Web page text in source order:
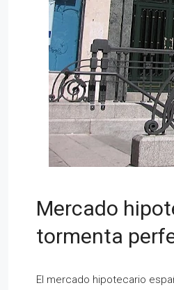
Mercado
tormenta
El mercado hipotecario